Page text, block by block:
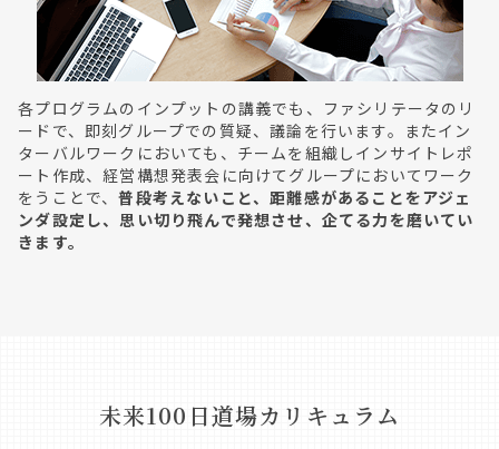
各プログラムのインプットの講義でも、ファシリテータのリ
ードで、即刻グループでの質疑、議論を行います。またイン
ターバルワークにおいても、チームを組織しインサイトレポ
ート作成、経営構想発表会に向けてグループにおいてワーク
をうことで、普段考えないこと、距離感があることをアジェ
ンダ設定し、思い切り飛んで発想させ、企てる力を磨いてい
きます。
未来100日道場カリキュラム